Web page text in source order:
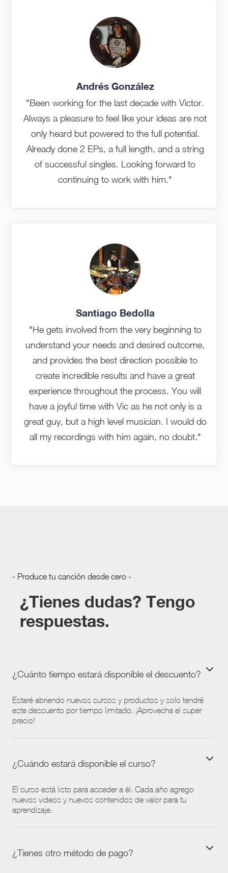
Andrés González
"Been working for the last decade with Victor.
Always a pleasure to feel like your ideas are not
only heard but powered to the full potential.
Already done 2 EPs, a full length, and a string
of successful singles. Looking forward to
continuing to work with him."
Santiago Bedolla
"He gets involved from the very beginning to
understand your needs and desired outcome,
and provides the best direction possible to
create incredible results and have a great
experience throughout the process. You will
have a joyful time with Vic as he not only is a
great guy, but a high level musician. I would do
all my recordings with him again, no doubt."
- Produce tu canción desde cero -
¿Tienes dudas? Tengo
respuestas.
¿Cuánto tiempo estará disponible el descuento?
Estaré abriendo nuevos cursos y productos y solo tendré
este descuento por tiempo limitado. ¡Aprovecha el super
precio!
¿Cuándo estará disponible el curso?
El curso está listo para acceder a él. Cada año agrego
nuevos videos y nuevos contenidos de valor para tu
aprendizaje.
¿Tienes otro método de pago?